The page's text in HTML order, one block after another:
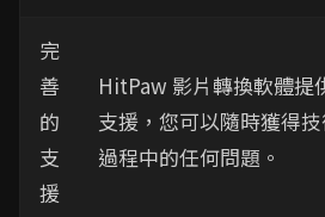
完
善
的
支
援
HitPaw 影片轉換軟體提
支援，您可以隨時獲得
過程中的任何問題。